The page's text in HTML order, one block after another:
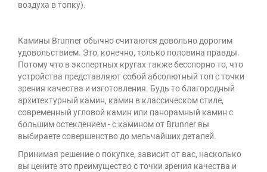
воздуха в топку).
Камины Brunner обычно считаются довольно дорогим
удовольствием. Это, конечно, только половина правды.
Потому что в экспертных кругах также бесспорно то, что
устройства представляют собой абсолютный топ с точки
зрения качества и изготовления. Будь то благородный
архитектурный камин, камин в классическом стиле,
современный угловой камин или панорамный камин с
большим остеклением - с камином от Brunner вы
выбираете совершенство до мельчайших деталей.
Принимая решение о покупке, зависит от вас, насколько
вы цените это преимущество с точки зрения качества и